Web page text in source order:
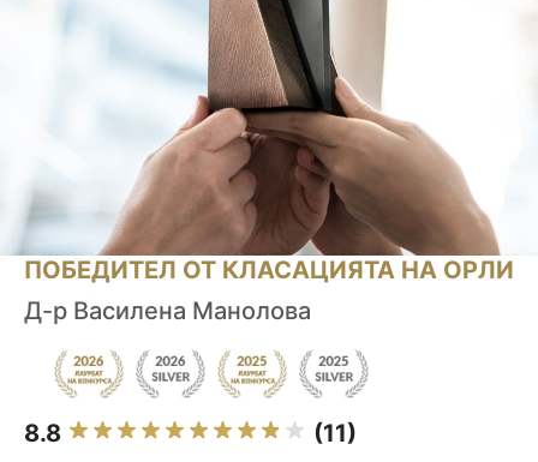
ПОБЕДИТЕЛ ОТ КЛАСАЦИЯТА НА ОРЛИ
Д-р Василена Манолова
8.8 (11)